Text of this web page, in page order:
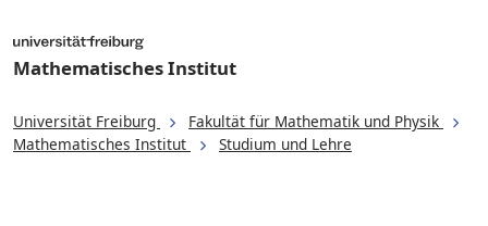
Mathematisches Institut
Universität Freiburg
Fakultät für Mathematik und Physik
Mathematisches Institut
Studium und Lehre